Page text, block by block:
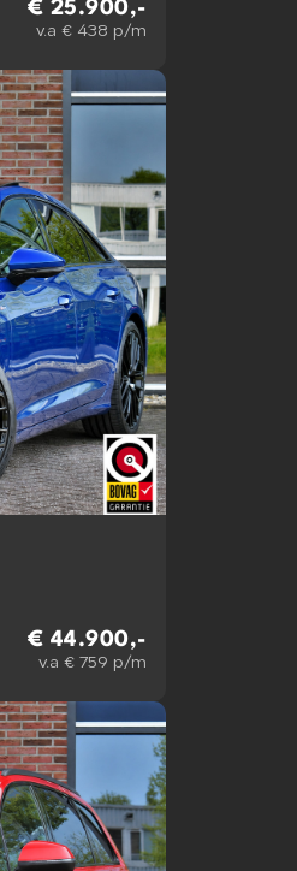
€ 25.900,-
v.a € 438 p/m
€ 44.900,-
v.a € 759 p/m